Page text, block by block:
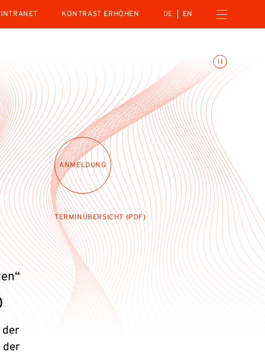
INTRANET
KONTRAST ERHÖHEN DE EN Menü öffnen
Animationen umschalten
ANMELDUNG
TERMINÜBERSICHT (PDF)
der